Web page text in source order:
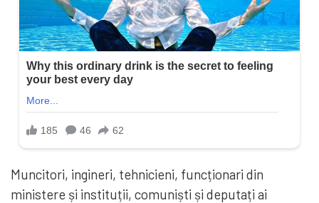
Muncitori, ingineri, tehnicieni, funcționari din
ministere și instituții, comuniști și deputați ai